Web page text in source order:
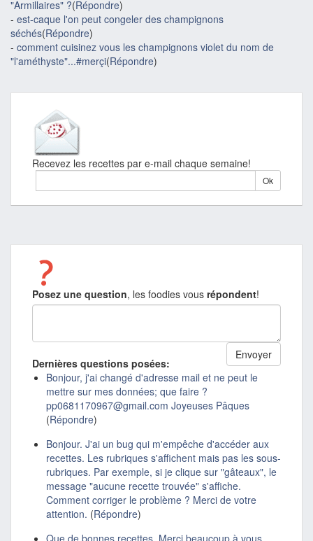
"Armillaires" ?(Répondre)
- est-caque l'on peut congeler des champignons
séchés(Répondre)
- comment cuisinez vous les champignons violet du nom de
"l'améthyste"...#merçi(Répondre)
Recevez les recettes par e-mail chaque semaine!
Posez une question, les foodies vous répondent!
Dernières questions posées:
Bonjour, j'ai changé d'adresse mail et ne peut le
mettre sur mes données; que faire ?
pp0681170967@gmail.com Joyeuses Pâques
(Répondre)
Bonjour. J'ai un bug qui m'empêche d'accéder aux
recettes. Les rubriques s'affichent mais pas les sous-
rubriques. Par exemple, si je clique sur "gâteaux", le
message "aucune recette trouvée" s'affiche.
Comment corriger le problème ? Merci de votre
attention. (Répondre)
Que de bonnes recettes. Merci beaucoup à vous.